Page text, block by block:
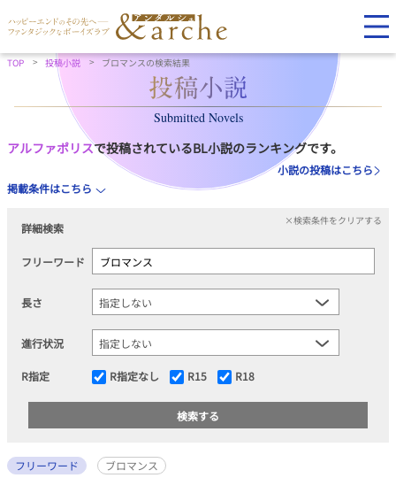
TOP 投稿小説 ブロマンスの検索結果
Submitted Novels
アルファポリスで投稿されているBL小説のランキングです。
小説の投稿はこちら
掲載条件はこちら
詳細検索
×検索条件をクリアする
フリーワード
長さ
進行状況
R指定 R指定なし R15 R18
フリーワード
ブロマンス